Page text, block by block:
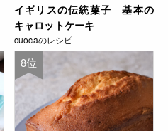
イギリスの伝統菓子 基本の
キャロットケーキ
cuocaのレシピ
8位